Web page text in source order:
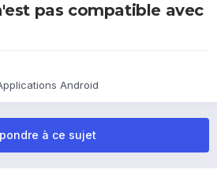
pas compatible avec
Android
à ce sujet